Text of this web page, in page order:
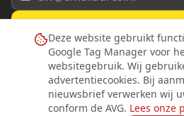
Deze website gebruikt
Google Tag Manager voor
websitegebruik. Wij
advertentiecookies. Bij
nieuwsbrief verwerken wij
conform de AVG. Lees onze
Ik ga akkoord met de privacyverklaring .
Dorpsplatform Harmelen.